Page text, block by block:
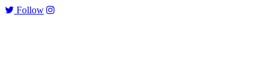
Follow